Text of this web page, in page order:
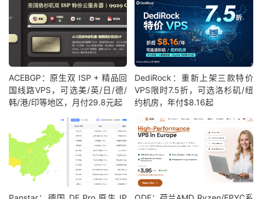
ACEBGP：原生双 ISP + 精品回
国线路VPS，可选美/英/日/德/
韩/港/印等地区，月付29.8元起
DediRock：重新上架三款特价
VPS限时7.5折，可选洛杉矶/纽
约机房，年付$8.16起